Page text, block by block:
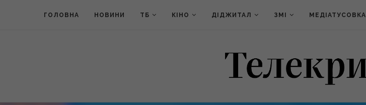
ГОЛОВНА НОВИНИ ТБ КІНО ДІДЖИТАЛ ЗМІ МЕДІАТУСОВКА